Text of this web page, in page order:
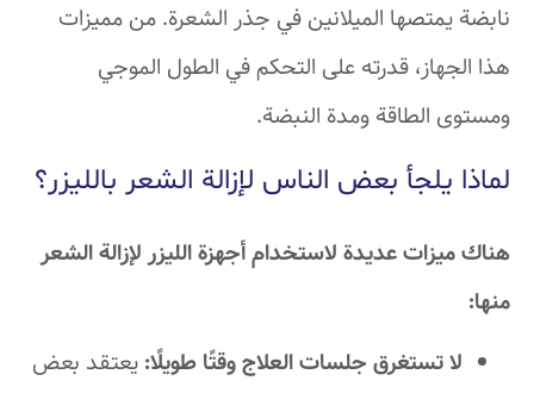
نابضة يمتصها الميلانين في جذر الشعرة. من مميزات
هذا الجهاز، قدرته على التحكم في الطول الموجي
ومستوى الطاقة ومدة النبضة.
لماذا يلجأ بعض الناس لإزالة الشعر بالليزر؟
هناك ميزات عديدة لاستخدام أجهزة الليزر لإزالة الشعر
منها:
لا تستغرق جلسات العلاج وقتًا طويلًا: يعتقد بعض